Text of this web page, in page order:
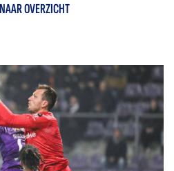
OVERZICHT